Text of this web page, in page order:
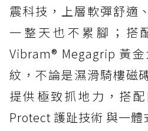
震科技，上層軟彈舒適
一整天也不累腳；搭
Vibram® Megagrip 黃
紋，不論是濕滑騎樓磁
提供極致抓地力，搭
Protect 護趾技術 與一